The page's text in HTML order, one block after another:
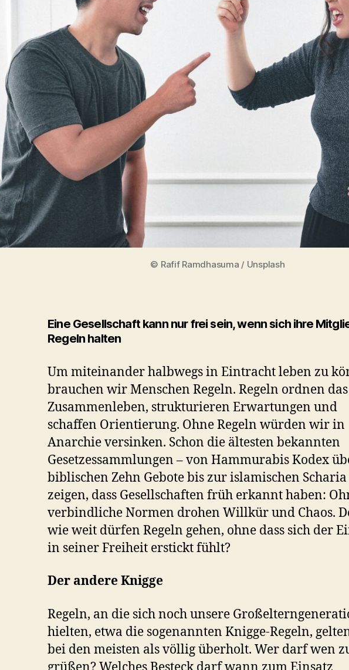
© Rafif Ramdhasuma / Unsplash
Eine Gesellschaft kann nur frei sein, wenn sich ihre
Regeln halten
Um miteinander halbwegs in Eintracht leben zu
brauchen wir Menschen Regeln. Regeln ordnen das
Zusammenleben, strukturieren Erwartungen und
schaffen Orientierung. Ohne Regeln würden wir in
Anarchie versinken. Schon die ältesten bekannten
Gesetzessammlungen – von Hammurabis Kodex
biblischen Zehn Gebote bis zur islamischen Scharia
zeigen, dass Gesellschaften früh erkannt haben:
verbindliche Normen drohen Willkür und Chaos.
wie weit dürfen Regeln gehen, ohne dass sich der
in seiner Freiheit erstickt fühlt?
Der andere Knigge
Regeln, an die sich noch unsere
hielten, etwa die sogenannten Knigge-Regeln,
bei den meisten als völlig überholt. Wer darf wen